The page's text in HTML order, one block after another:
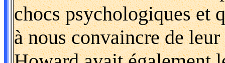
chocs psychologiques et
à nous convaincre de